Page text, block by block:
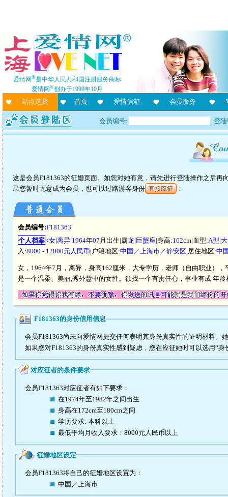
爱情网®是中华人民共和国注册服务商标
爱情网®创办于1999年10月
站点选择 首页 爱情信箱 会员服务
会员编号: 登
这是会员F181363的征婚页面。如您对她有意，请先进行登陆操作之后
果您暂时无意成为会员，也可以过路游客身份 直接应征 ：
会员编号:F181363
个人档案<女|离异|1964年07 月出生|属龙| 巨蟹座|身高:162cm|血型:A型|
入:8000 - 12000元人民币|户籍地区:中国／上海市／静安区|居住地区:中
女，1964年7月，离异，身高162厘米，大专学历，老师（自由职业）
是一个温柔、美丽,秀外慧中的女性。欲找一个有责任心，事业有成.年
F181363的身份信用信息
会员F181363尚未向爱情网提交任何表明其身份真实性的证明材料。
如果您对F181363的身份真实性感到疑虑，您在应征她时可以选用“身
对应征者的条件要求
会员F181363对应征者有如下要求：
在1974年至1982年之间出生
身高在172cm至180cm之间
学历要求: 本科以上
最低平均月收入要求：8000元人民币以上
征婚地区设定
会员F181363将自己的征婚地区设置为：
中国／上海市